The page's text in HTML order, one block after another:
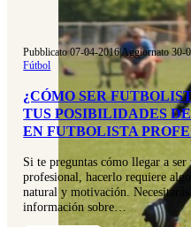
Pubblicato 07-04-2016|Aggiornato 30-
Fútbol
¿CÓMO SER
TUS POSIBILIDADES
EN FUTBOLISTA
Si te preguntas cómo llegar a
profesional, hacerlo requiere
natural y motivación.
información sobre…